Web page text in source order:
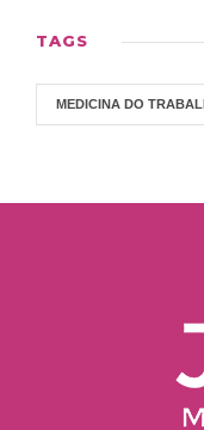
TAGS
MEDICINA DO